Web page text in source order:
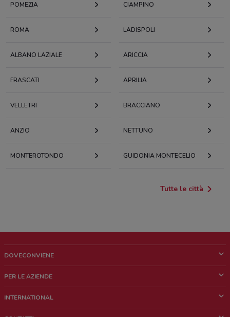
POMEZIA CIAMPINO
ROMA LADISPOLI
ALBANO LAZIALE ARICCIA
FRASCATI APRILIA
VELLETRI BRACCIANO
ANZIO NETTUNO
MONTEROTONDO GUIDONIA MONTECELIO
Tutte le città
DOVECONVIENE
Chi siamo
PER LE AZIENDE
Richieste commerciali e marketing
INTERNATIONAL